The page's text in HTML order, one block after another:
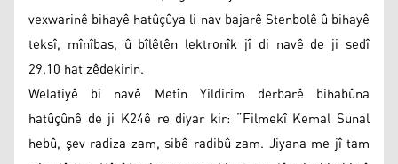
vexwarinê bihayê hatûçûya li nav bajarê Stenbolê û bihayê
teksî, mînîbas, û bîlêtên lektronîk jî di navê de ji sedî
29,10 hat zêdekirin.
Welatiyê bi navê Metîn Yildirim derbarê bihabûna
hatûçûnê de ji K24ê re diyar kir: “Filmekî Kemal Sunal
hebû, şev radiza zam, sibê radibû zam. Jiyana me jî tam